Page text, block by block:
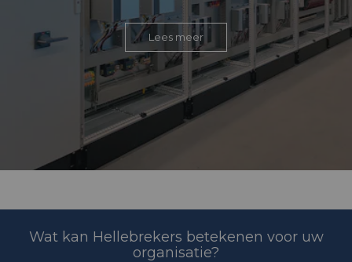
Lees meer
Wat kan Hellebrekers betekenen voor uw
organisatie?